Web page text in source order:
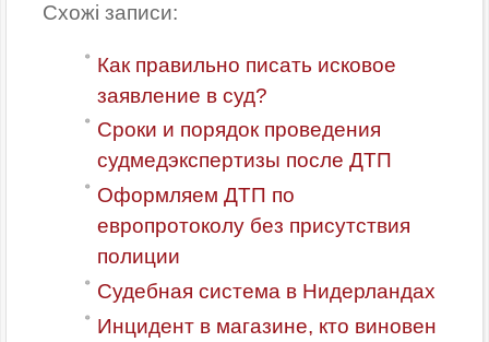
Схожі записи:
Как правильно писать исковое
заявление в суд?
Сроки и порядок проведения
судмедэкспертизы после ДТП
Оформляем ДТП по
европротоколу без присутствия
полиции
Судебная система в Нидерландах
Инцидент в магазине, кто виновен